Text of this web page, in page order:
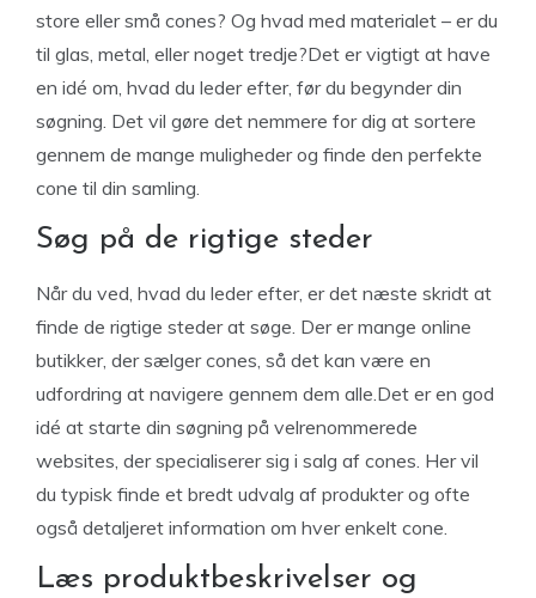
store eller små cones? Og hvad med materialet – er du
til glas, metal, eller noget tredje?Det er vigtigt at have
en idé om, hvad du leder efter, før du begynder din
søgning. Det vil gøre det nemmere for dig at sortere
gennem de mange muligheder og finde den perfekte
cone til din samling.
Søg på de rigtige steder
Når du ved, hvad du leder efter, er det næste skridt at
finde de rigtige steder at søge. Der er mange online
butikker, der sælger cones, så det kan være en
udfordring at navigere gennem dem alle.Det er en god
idé at starte din søgning på velrenommerede
websites, der specialiserer sig i salg af cones. Her vil
du typisk finde et bredt udvalg af produkter og ofte
også detaljeret information om hver enkelt cone.
Læs produktbeskrivelser og